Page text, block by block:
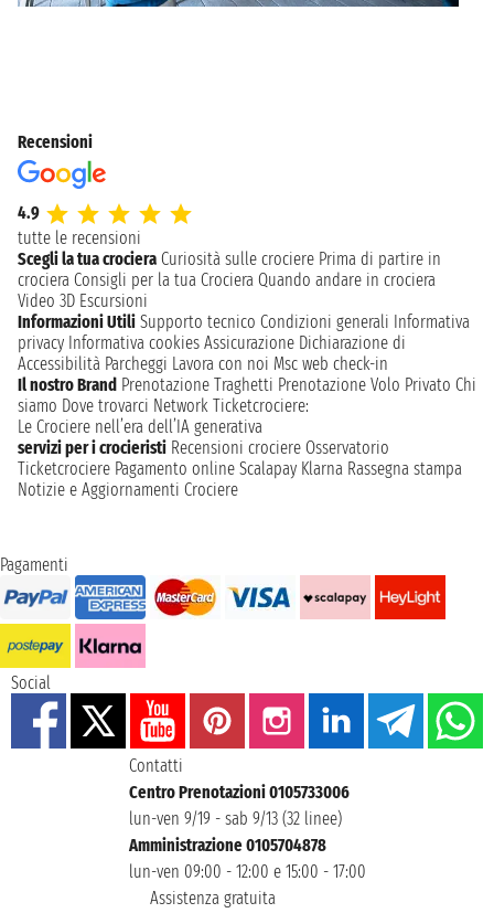
Recensioni
4.9
tutte le recensioni
Scegli la tua crociera Curiosità sulle crociere Prima di partire in
crociera Consigli per la tua Crociera Quando andare in crociera
Video 3D Escursioni
Informazioni Utili Supporto tecnico Condizioni generali Informativa
privacy Informativa cookies Assicurazione Dichiarazione di
Accessibilità Parcheggi Lavora con noi Msc web check-in
Il nostro Brand Prenotazione Traghetti Prenotazione Volo Privato Chi
siamo Dove trovarci Network Ticketcrociere:
Le Crociere nell’era dell’IA generativa
servizi per i crocieristi Recensioni crociere Osservatorio
Ticketcrociere Pagamento online Scalapay Klarna Rassegna stampa
Notizie e Aggiornamenti Crociere
Pagamenti
Social
Contatti
Centro Prenotazioni 0105733006
lun-ven 9/19 - sab 9/13 (32 linee)
Amministrazione 0105704878
lun-ven 09:00 - 12:00 e 15:00 - 17:00
Assistenza gratuita